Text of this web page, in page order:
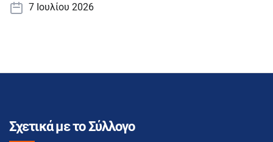
7 Ιουλίου 2026
Σχετικά με το Σύλλογο